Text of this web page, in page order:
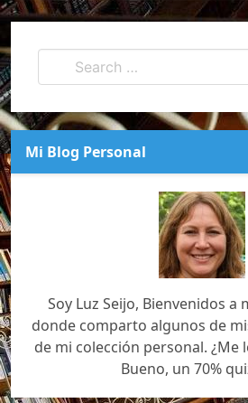
Mi Blog Personal
Soy Luz Seijo, Bienvenidos a
donde comparto algunos de
de mi colección personal. ¿Me
Bueno, un 70%